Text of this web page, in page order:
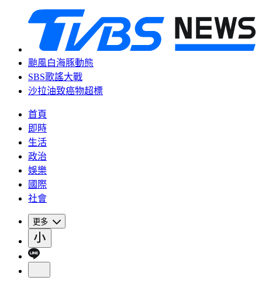
颱風白海豚動態
SBS歌謠大戰
沙拉油致癌物超標
首頁
即時
生活
政治
娛樂
國際
社會
更多